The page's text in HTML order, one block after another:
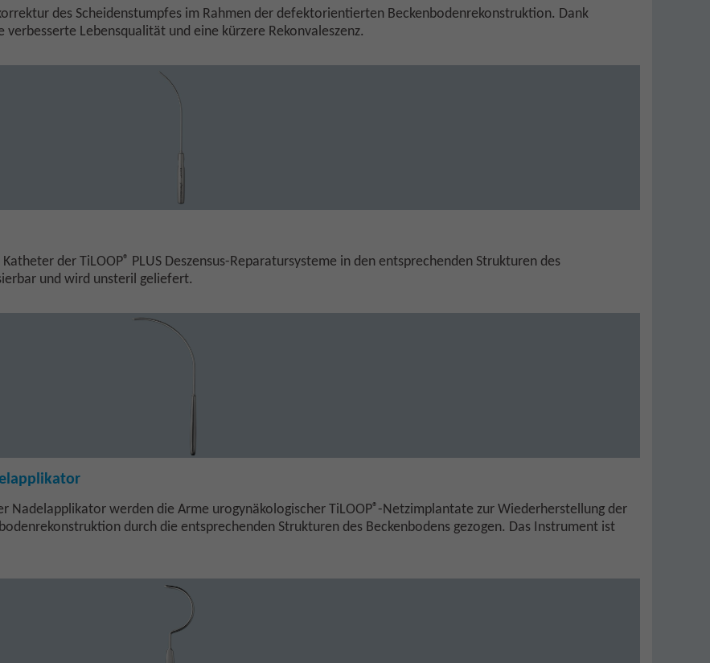
des Scheidenstumpfes im Rahmen der defektorientierten Beckenbodenrekonstruktion. Dank
Lebensqualität und eine kürzere Rekonvaleszenz.
der TiLOOP® PLUS Deszensus-Reparatursysteme in den entsprechenden Strukturen des
und wird unsteril geliefert.
Nadelapplikator werden die Arme urogynäkologischer TiLOOP®-Netzimplantate zur Wiederherstellung der
durch die entsprechenden Strukturen des Beckenbodens gezogen. Das Instrument ist